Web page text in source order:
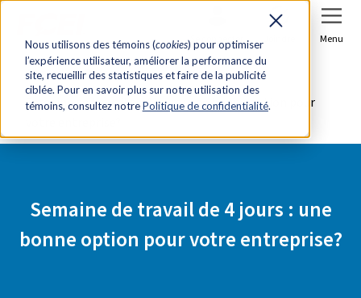
Nous utilisons des témoins (cookies) pour optimiser
l’expérience utilisateur, améliorer la performance du
site, recueillir des statistiques et faire de la publicité
ciblée. Pour en savoir plus sur notre utilisation des
témoins, consultez notrePolitique de confidentialité.
Se connecter Menu
Accueil
Ressources
Semaine de travail de 4 jours : une bonne option pour
Semaine de travail de 4 jours : une
bonne option pour votre entreprise?